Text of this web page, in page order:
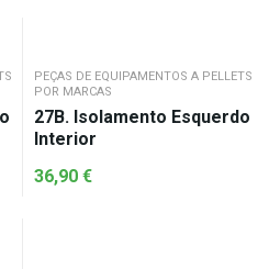
PEÇAS DE EQUIPAMENTOS A PELLETS
POR MARCAS
27B. Isolamento Esquerdo
Interior
36,90 €